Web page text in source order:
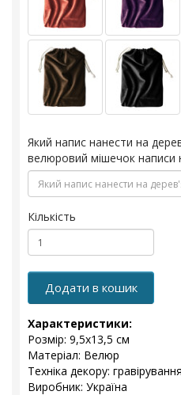
Який напис нанести на
велюровий мішечок написи
Кількість
Додати в кошик
Характеристики:
Розмір: 9,5x13,5 см
Матеріал: Велюр
Техніка декору: гравірування
Виробник: Україна